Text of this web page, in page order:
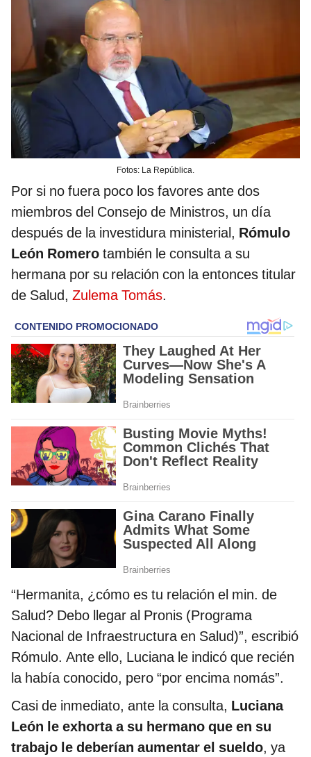
Fotos: La República.
Por si no fuera poco los favores ante dos
miembros del Consejo de Ministros, un día
después de la investidura ministerial, Rómulo
León Romero también le consulta a su
hermana por su relación con la entonces titular
de Salud, Zulema Tomás.
“Hermanita, ¿cómo es tu relación el min. de
Salud? Debo llegar al Pronis (Programa
Nacional de Infraestructura en Salud)”, escribió
Rómulo. Ante ello, Luciana le indicó que recién
la había conocido, pero “por encima nomás”.
Casi de inmediato, ante la consulta, Luciana
León le exhorta a su hermano que en su
trabajo le deberían aumentar el sueldo, ya